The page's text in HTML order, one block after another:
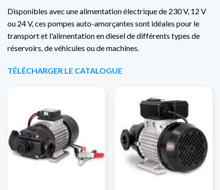
Disponibles avec une alimentation électrique de 230 V, 12 V
ou 24 V, ces pompes auto-amorçantes sont idéales pour le
transport et l'alimentation en diesel de différents types de
réservoirs, de véhicules ou de machines.
TÉLÉCHARGER LE CATALOGUE